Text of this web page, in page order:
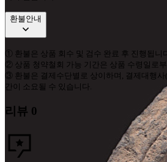
환불안내
① 환불은 상품 회수 및 검수 완료 후 진행됩니
② 상품 청약철회 가능 기간은 상품 수령일로부
③ 환불은 결제수단별로 상이하며 결제대행사
간이 소요될 수 있습니다
리뷰 0